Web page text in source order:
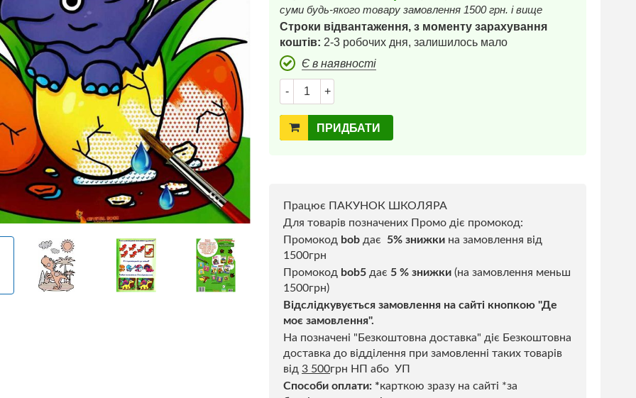
суми будь-якого товару замовлення 1500 грн. і вище
Строки відвантаження, з моменту зарахування
коштів: 2-3 робочих дня, залишилось мало
Є в наявності
- +
ПРИДБАТИ
Працює ПАКУНОК ШКОЛЯРА
Для товарів позначених Промо діє промокод:
Промокод bob дає 5% знижки на замовлення від
1500грн
Промокод bob5 дає 5 % знижки (на замовлення меньш
1500грн)
Відслідкувується замовлення на сайті кнопкою "Де
моє замовлення".
На позначені "Безкоштовна доставка" діє Безкоштовна
доставка до відділення при замовленні таких товарів
від 3 500грн НП або УП
Способи оплати: *карткою зразу на сайті *за